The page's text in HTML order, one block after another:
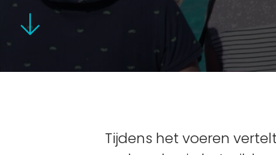
Tijdens het voeren